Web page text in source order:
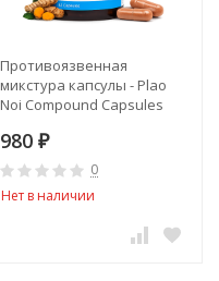
Противоязвенная
микстура капсулы - Plao
Noi Compound Capsules
980 ₽
0
Нет в наличии